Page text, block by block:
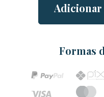
Formas